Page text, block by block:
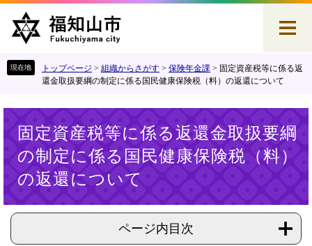
す
し
トップページ > 組織からさがす > 保険年金課 > 固定資産税等に係る返
還金取扱要綱の制定に係る国民健康保険税（料）の返還について
固定資産税等に係る返還金取扱要綱
の制定に係る国民健康保険税（料）
の返還について
ページ内目次